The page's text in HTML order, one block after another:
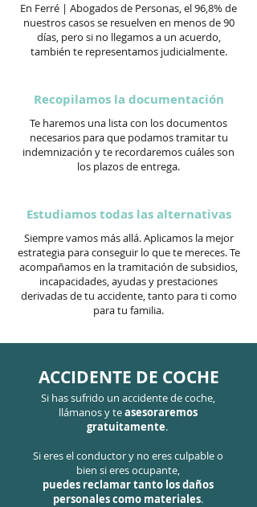
En Ferré | Abogados de Personas, el 96,8% de
nuestros casos se resuelven en menos de 90
días, pero si no llegamos a un acuerdo,
también te representamos judicialmente.
Recopilamos la documentación
Te haremos una lista con los documentos
necesarios para que podamos tramitar tu
indemnización y te recordaremos cuáles son
los plazos de entrega.
Estudiamos todas las alternativas
Siempre vamos más allá. Aplicamos la mejor
estrategia para conseguir lo que te mereces. Te
acompañamos en la tramitación de subsidios,
incapacidades, ayudas y prestaciones
derivadas de tu accidente, tanto para ti como
para tu familia.
ACCIDENTE DE COCHE
Si has sufrido un accidente de coche,
llámanos y teasesoraremos
gratuitamente.
Si eres el conductor y no eres culpable o
bien si eres ocupante,
puedes reclamar tanto los daños
personales como materiales.